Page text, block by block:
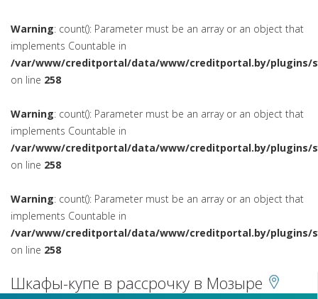
Warning: count(): Parameter must be an array or an object that
implements Countable in
/var/www/creditportal/data/www/creditportal.by/plugins/
on line 258
Warning: count(): Parameter must be an array or an object that
implements Countable in
/var/www/creditportal/data/www/creditportal.by/plugins/
on line 258
Warning: count(): Parameter must be an array or an object that
implements Countable in
/var/www/creditportal/data/www/creditportal.by/plugins/
on line 258
Шкафы-купе в рассрочку в Мозыре